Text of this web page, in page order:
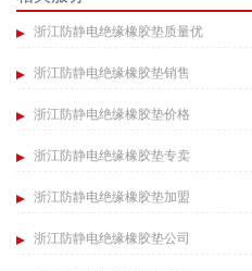
浙江防静电绝缘橡胶垫质量优
浙江防静电绝缘橡胶垫销售
浙江防静电绝缘橡胶垫价格
浙江防静电绝缘橡胶垫专卖
浙江防静电绝缘橡胶垫加盟
浙江防静电绝缘橡胶垫公司